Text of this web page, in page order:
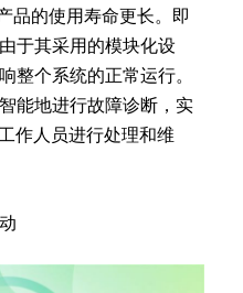
品的使用寿命更长。即
于其采用的模块化设
整个系统的正常运行。
能地进行故障诊断，实
作人员进行处理和维